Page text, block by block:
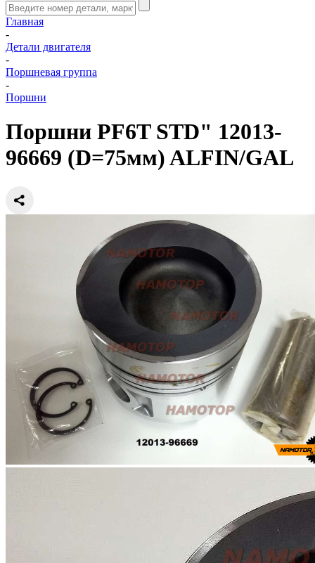
Главная
-
Детали двигателя
-
Поршневая группа
-
Поршни
Поршни PF6T STD" 12013-
96669 (D=75мм) ALFIN/GAL